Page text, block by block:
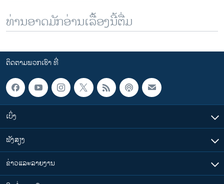
ທ່ານອາດມັກອ່ານເລື້ອງນີ້ຕື່ມ
ຕິດຕາມພວກເຮົາ ທີ່
ເບິ່ງ
ຟັງສຽງ
ຂ່າວແລະລາຍງານ